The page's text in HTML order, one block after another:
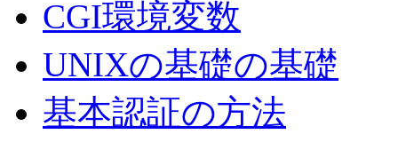
CGI環境変数
UNIXの基礎の基礎
基本認証の方法